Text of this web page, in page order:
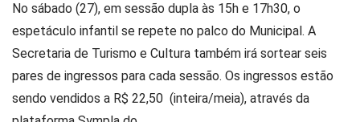
No sábado (27), em sessão dupla às 15h e 17h30, o
espetáculo infantil se repete no palco do Municipal. A
Secretaria de Turismo e Cultura também irá sortear seis
pares de ingressos para cada sessão. Os ingressos estão
sendo vendidos a R$ 22,50 (inteira/meia), através da